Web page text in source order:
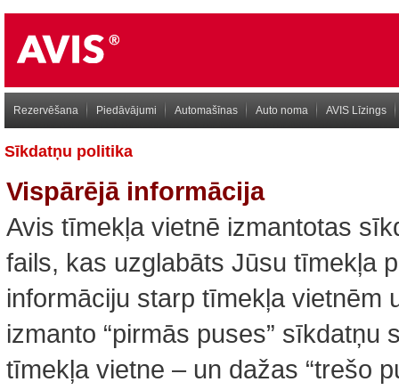
Rezervēšana Piedāvājumi Automašīnas Auto noma AVIS Līzings
Sīkdatņu politika
Vispārējā informācija
Avis tīmekļa vietnē izmantotas
fails, kas uzglabāts Jūsu tīmekļa
informāciju starp tīmekļa vietnēm
izmanto “pirmās puses” sīkdatņu
tīmekļa vietne – un dažas “trešo